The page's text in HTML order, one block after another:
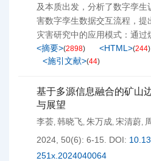
及本质出发，分析了数字孪
害数字孪生数据交互流程，
灾害研究中的应用模式：通过
<摘要>(2898) <HTML>(244)
<施引文献>(44)
基于多源信息融合的矿山
与展望
李荟, 韩晓飞, 朱万成, 宋清蔚,
2024, 50(6): 6-15.
DOI:
251x.2024040064